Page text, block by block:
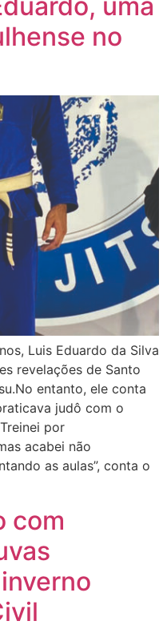
no
Luis Eduardo da Silva
revelações de Santo
entanto, ele conta
judô com o
por
acabei não
as aulas”, conta o
com